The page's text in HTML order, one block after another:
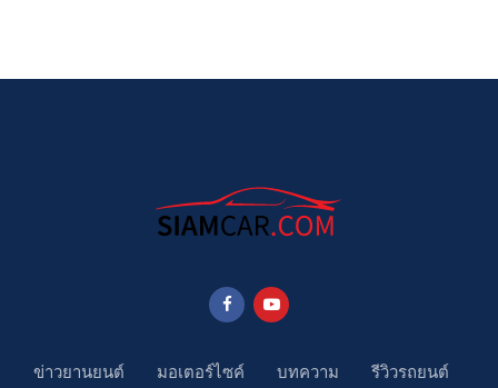
ข่าวยานยนต์ มอเตอร์ไซค์ บทความ รีวิวรถยนต์